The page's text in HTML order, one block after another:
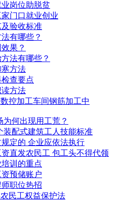
岗位助脱贫
门口就业创业
验收标准
有哪些？
果？
法有哪些？
方法
查要点
方法
控加工车间钢筋加工中
何出现用工荒？
装配式建筑工人技能标准
定的 企业应依法执行
直发农民工 包工头不得代领
训的重点
预储账户
职位热招
民工权益保护法